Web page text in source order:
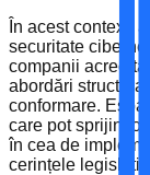
În acest context,
securitate
companii
abordări
conformare.
care pot sprijini
în cea de
cerințele